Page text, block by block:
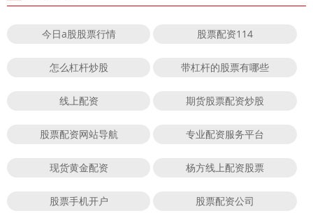
今日a股股票行情 股票配资114
怎么杠杆炒股 带杠杆的股票有哪些
线上配资 期货股票配资炒股
股票配资网站导航 专业配资服务平台
现货黄金配资 杨方线上配资股票
股票手机开户 股票配资公司